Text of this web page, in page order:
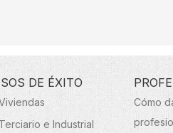
DE ÉXITO
e Industrial
Cómo